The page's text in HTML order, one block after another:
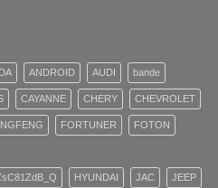
ANDROID AUDI bande
CAYANNE CHERY CHEVROLET
FORTUNER FOTON
HYUNDAI JAC JEEP